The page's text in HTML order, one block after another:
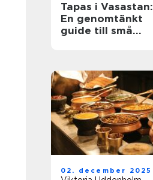
Tapas i Vasastan:
En genomtänkt
guide till små
02. december 2025